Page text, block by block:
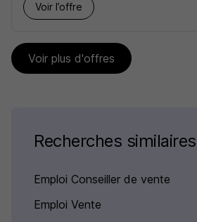
Voir l’offre
Voir plus d'offres
Recherches similaires
Emploi Conseiller de vente
Emploi Vente